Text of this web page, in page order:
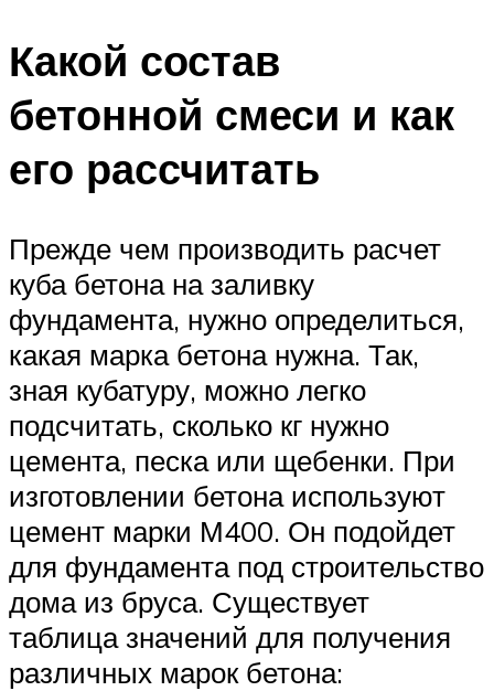
Какой состав
бетонной смеси и как
его рассчитать
Прежде чем производить расчет
куба бетона на заливку
фундамента, нужно определиться,
какая марка бетона нужна. Так,
зная кубатуру, можно легко
подсчитать, сколько кг нужно
цемента, песка или щебенки. При
изготовлении бетона используют
цемент марки М400. Он подойдет
для фундамента под строительство
дома из бруса. Существует
таблица значений для получения
различных марок бетона: